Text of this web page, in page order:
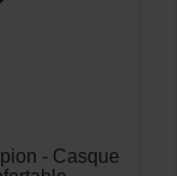
- Casque